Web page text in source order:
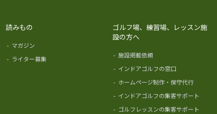
読みもの
- マガジン
- ライター募集
ゴルフ場、練習場、レッスン施
設の方へ
- 施設掲載依頼
- インドアゴルフの窓口
- ホームページ制作・保守代行
- インドアゴルフの集客サポート
- ゴルフレッスンの集客サポート